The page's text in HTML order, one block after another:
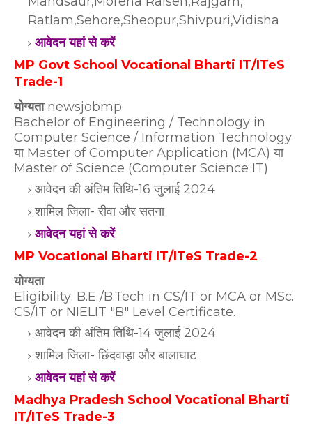
Ratlam,Sehore,Sheopur,Shivpuri,Vidisha
आवेदन यहां से करें
MP Govt School Vocational Bharti IT/ITeS
Trade-1
योग्यताnewsjobmp
Bachelor of Engineering / Technology in
Computer Science / Information Technology
या Master of Computer Application (MCA) या
Master of Science (Computer Science IT)
आवेदन की अंतिम तिथि-16 जुलाई 2024
शामिल जिला- रीवा और सतना
आवेदन यहां से करें
MP Vocational Bharti IT/ITeS Trade-2
योग्यता
Eligibility: B.E./B.Tech in CS/IT or MCA or MSc.
CS/IT or NIELIT "B" Level Certificate.
आवेदन की अंतिम तिथि-14 जुलाई 2024
शामिल जिला- छिंदवाड़ा और बालाघाट
आवेदन यहां से करें
Madhya Pradesh School Vocational Bharti
IT/ITeS Trade-3